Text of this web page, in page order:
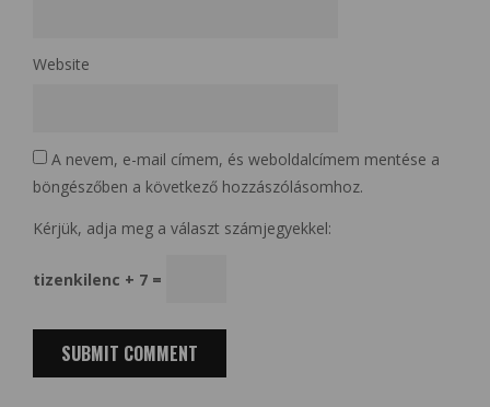
Website
A nevem, e-mail címem, és weboldalcímem mentése a
böngészőben a következő hozzászólásomhoz.
Kérjük, adja meg a választ számjegyekkel:
tizenkilenc + 7 =